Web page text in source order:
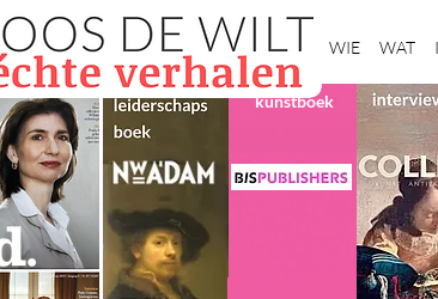
Home WIE WAT
kunstboek